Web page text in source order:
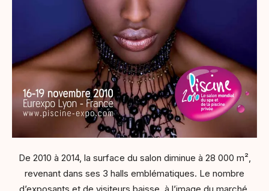
De 2010 à 2014, la surface du salon diminue à 28 000 m²,
revenant dans ses 3 halls emblématiques. Le nombre